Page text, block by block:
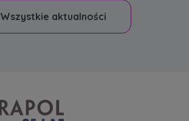
Wszystkie aktualności